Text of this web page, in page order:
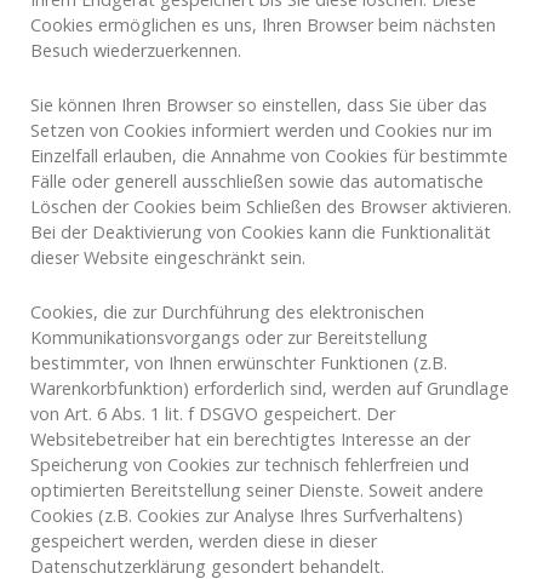
Cookies ermöglichen es uns, Ihren Browser beim nächsten
Besuch wiederzuerkennen.
Sie können Ihren Browser so einstellen, dass Sie über das
Setzen von Cookies informiert werden und Cookies nur im
Einzelfall erlauben, die Annahme von Cookies für bestimmte
Fälle oder generell ausschließen sowie das automatische
Löschen der Cookies beim Schließen des Browser aktivieren.
Bei der Deaktivierung von Cookies kann die Funktionalität
dieser Website eingeschränkt sein.
Cookies, die zur Durchführung des elektronischen
Kommunikationsvorgangs oder zur Bereitstellung
bestimmter, von Ihnen erwünschter Funktionen (z.B.
Warenkorbfunktion) erforderlich sind, werden auf Grundlage
von Art. 6 Abs. 1 lit. f DSGVO gespeichert. Der
Websitebetreiber hat ein berechtigtes Interesse an der
Speicherung von Cookies zur technisch fehlerfreien und
optimierten Bereitstellung seiner Dienste. Soweit andere
Cookies (z.B. Cookies zur Analyse Ihres Surfverhaltens)
gespeichert werden, werden diese in dieser
Datenschutzerklärung gesondert behandelt.